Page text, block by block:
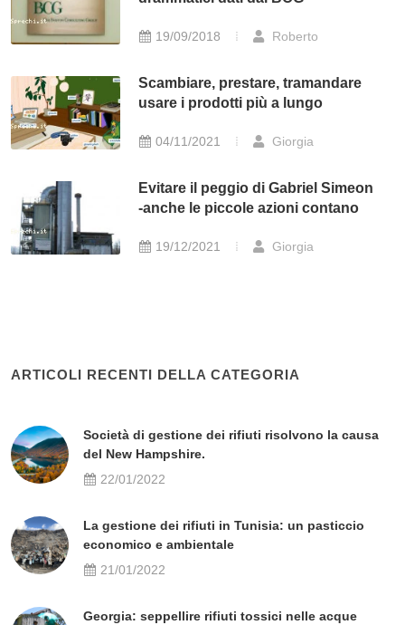
19/09/2018 Roberto
Scambiare, prestare, tramandare
usare i prodotti più a lungo
04/11/2021 Giorgia
Evitare il peggio di Gabriel Simeon
-anche le piccole azioni contano
19/12/2021 Giorgia
ARTICOLI RECENTI DELLA CATEGORIA
Società di gestione dei rifiuti risolvono la causa
del New Hampshire.
22/01/2022
La gestione dei rifiuti in Tunisia: un pasticcio
economico e ambientale
21/01/2022
Georgia: seppellire rifiuti tossici nelle acque